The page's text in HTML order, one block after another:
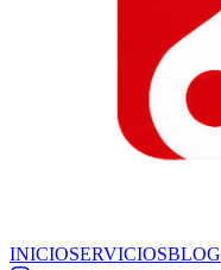
INICIOSERVICIOSBLOG